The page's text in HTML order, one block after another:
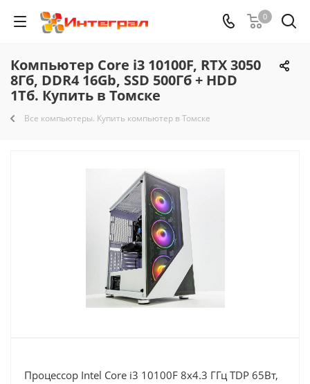
0
Компьютер Core i3 10100F, RTX 3050
8Гб, DDR4 16Gb, SSD 500Гб + HDD
1Тб. Купить в Томске
Все компьютеры. Купить компьютер в Томске
Процессор Intel Core i3 10100F 8x4.3 ГГц TDP 65Вт,